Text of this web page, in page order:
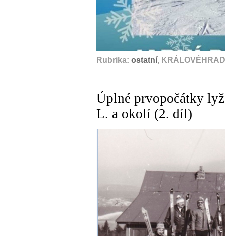
Rubrika: ostatní,
Úplné prvopočátky
L. a okolí (2. díl)